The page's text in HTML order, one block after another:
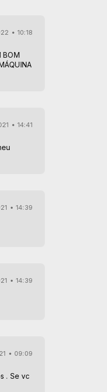
• 10:18
BOM
• 14:41
• 14:39
• 14:39
• 09:09
. Se vc